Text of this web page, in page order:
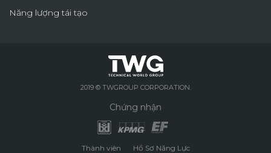
Năng lượng tái tạo
2019 © TWGROUP CORPORATION.
Chứng nhận
Thành viên Hồ Sơ Năng Lực